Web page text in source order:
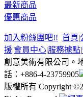
最新商品
優惠商品
加入粉絲團吧!! 首頁|
援|會員中心|服務據點|
創意美術有限公司。
話：+886-4-23759905
版權所有 Copyright